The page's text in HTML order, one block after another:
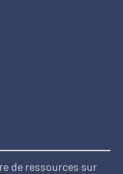
de ressources sur